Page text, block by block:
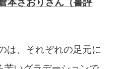
は、それぞれの足元に